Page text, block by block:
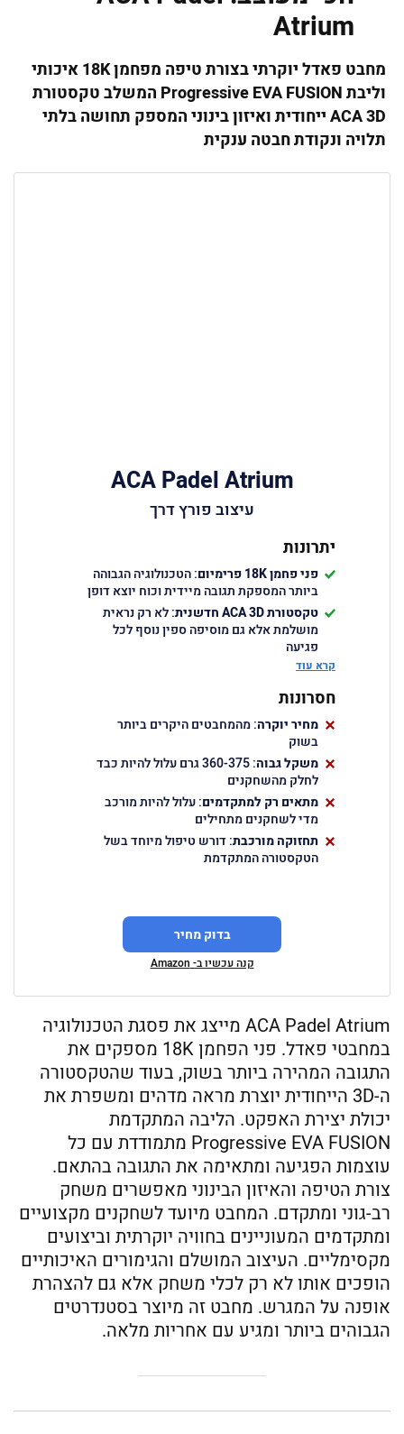
Atrium
מחבט פאדל יוקרתי בצורת טיפה מפחמן 18K
איכותי
וליבת
המשלב טקסטורת
ACA 3Dייחודית ואיזון בינוני המספק תחושה בלתי
תלויה ונקודת חבטה ענקית
ACA Padel Atrium
עיצוב פורץ דרך
יתרונות
פני פחמן 18K פרימיום: הטכנולוגיה הגבוהה
ביותר המספקת תגובה מיידית וכוח יוצא דופן
טקסטורת
חדשנית: לא רק נראית
מושלמת אלא גם מוסיפה ספין נוסף לכל
פגיעה
ליבת
לכל סוג משחק
עיצוב יוקרתי: גימורים איכותיים ורצועה
מובחרת שהופכים אותו לבלט על המגרש
נקודת מתיקות ענקית: מאפשרת ביצועים
יוצאי דופן גם בפגיעות לא מדויקות
קרא עוד
חסרונות
מחיר יוקרה: מהמחבטים היקרים ביותר
בשוק
משקל גבוה
: 360-375 גרם עלול להיות כבד
לחלק מהשחקנים
מתאים רק למתקדמים: עלול להיות מורכב
מדי לשחקנים מתחילים
תחזוקה מורכבת: דורש טיפול מיוחד בשל
הטקסטורה המתקדמת
בדוק מחיר
קנה עכשיו ב- Amazon
ACA Padel Atrium מייצג את פסגת הטכנולוגיה
במחבטי פאדל. פני הפחמן 18K מספקים את
התגובה המהירה ביותר בשוק, בעוד שהטקסטורה
ה-3D הייחודית יוצרת מראה מדהים ומשפרת את
יכולת יצירת האפקט. הליבה המתקדמת
Progressive EVA FUSION מתמודדת עם כל
עוצמות הפגיעה ומתאימה את התגובה בהתאם.
צורת הטיפה והאיזון הבינוני מאפשרים משחק
רב-גוני ומתקדם. המחבט מיועד לשחקנים מקצועיים
ומתקדמים המעוניינים בחוויה יוקרתית וביצועים
מקסימליים. העיצוב המושלם והגימורים האיכותיים
הופכים אותו לא רק לכלי משחק אלא גם להצהרת
אופנה על המגרש. מחבט זה מיוצר בסטנדרטים
הגבוהים ביותר ומגיע עם אחריות מלאה.